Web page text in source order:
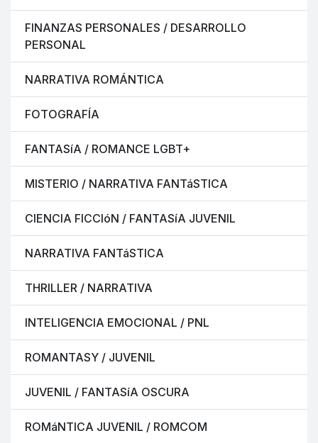
FINANZAS PERSONALES / DESARROLLO
PERSONAL
NARRATIVA ROMÁNTICA
FOTOGRAFÍA
FANTASíA / ROMANCE LGBT+
MISTERIO / NARRATIVA FANTáSTICA
CIENCIA FICCIóN / FANTASíA JUVENIL
NARRATIVA FANTáSTICA
THRILLER / NARRATIVA
INTELIGENCIA EMOCIONAL / PNL
ROMANTASY / JUVENIL
JUVENIL / FANTASíA OSCURA
ROMáNTICA JUVENIL / ROMCOM